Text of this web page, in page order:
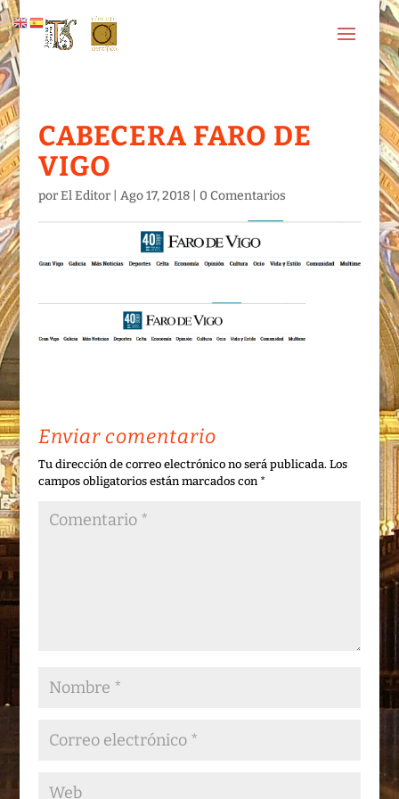
CABECERA FARO DE
VIGO
porEl Editor| Ago 17, 2018| 0 Comentarios
Enviar comentario
Tu dirección de correo electrónico no será publicada. Los
campos obligatorios están marcados con *